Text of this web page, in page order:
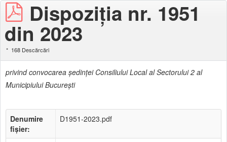
Dispoziţia nr. 1951
din 2023
168 Descărcări
privind convocarea şedinţei Consiliului Local al Sectorului 2 al
Municipiului Bucureşti
Denumire
fișier:
D1951-2023.pdf